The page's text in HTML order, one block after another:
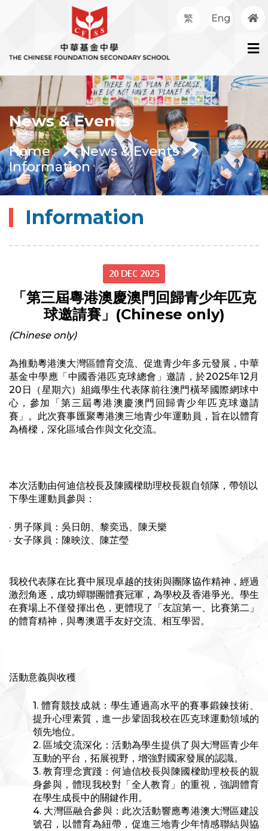
繁 Eng
News & Events
Home
News & Events
Information
Information
20 DEC 2025
「第三屆粵港澳慶澳門回歸青少年匹克
球邀請賽」(Chinese only)
(Chinese only)
為推動粵港澳大灣區體育交流、促進青少年多元發展，中華
基金中學應「中國香港匹克球總會」邀請，於2025年12月
20日（星期六）組織學生代表隊前往澳門橫琴國際網球中
心，參加「第三屆粵港澳慶澳門回歸青少年匹克球邀請
賽」。此次賽事匯聚粵港澳三地青少年運動員，旨在以體育
為橋樑，深化區域合作與文化交流。
本次活動由何迪信校長及陳國樑助理校長親自領隊，帶領以
下學生運動員參與：
· 男子隊員：吳日朗、黎奕迅、陳天樂
· 女子隊員：陳映汶、陳芷瑩
我校代表隊在比賽中展現卓越的技術與團隊協作精神，經過
激烈角逐，成功蟬聯團體賽冠軍，為學校及香港爭光。學生
在賽場上不僅發揮出色，更體現了「友誼第一、比賽第二」
的體育精神，與粵澳選手友好交流、相互學習。
活動意義與收穫
1. 體育競技成就：學生通過高水平的賽事鍛鍊技術、
提升心理素質，進一步鞏固我校在匹克球運動領域的
領先地位。
2. 區域交流深化：活動為學生提供了與大灣區青少年
互動的平台，拓展視野，增強對國家發展的認識。
3. 教育理念實踐：何迪信校長與陳國樑助理校長的親
身參與，體現我校對「全人教育」的重視，強調體育
在學生成長中的關鍵作用。
4. 大灣區融合參與：此次活動響應粵港澳大灣區建設
號召，以體育為紐帶，促進三地青少年情感聯結與協